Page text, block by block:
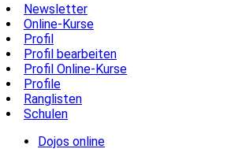
Newsletter
Online-Kurse
Profil
Profil bearbeiten
Profil Online-Kurse
Profile
Ranglisten
Schulen
Dojos online